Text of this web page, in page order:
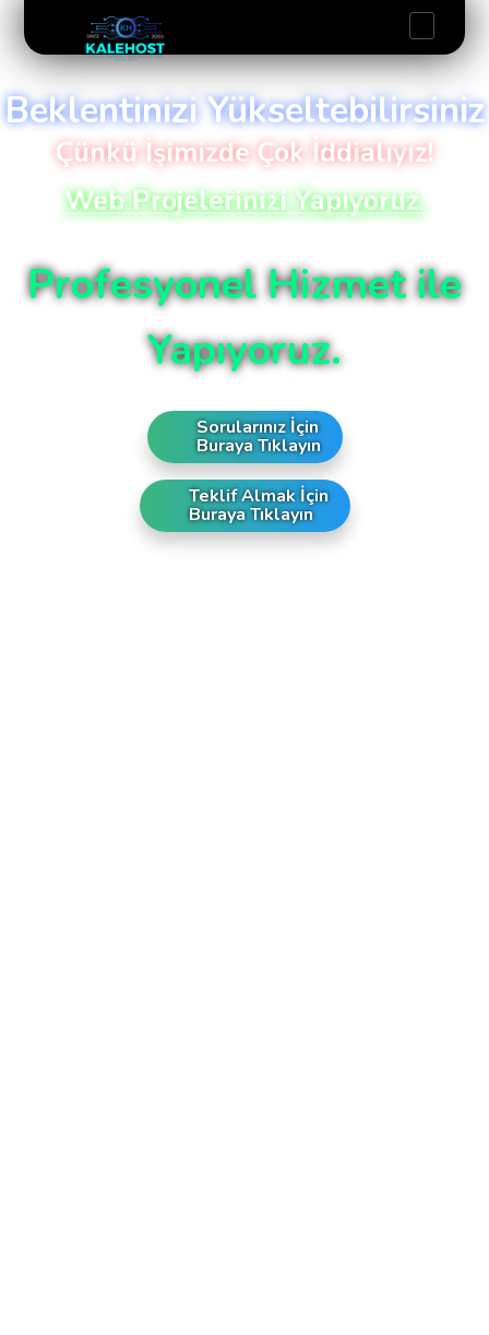
Beklentinizi Yükseltebilirsiniz
Çünkü İşimizde Çok İddialıyız!
Web Projelerinizi Yapıyoruz.
Profesyonel Hizmet ile
Yapıyoruz.
Sorularınız İçin
Buraya Tıklayın
Teklif Almak İçin
Buraya Tıklayın